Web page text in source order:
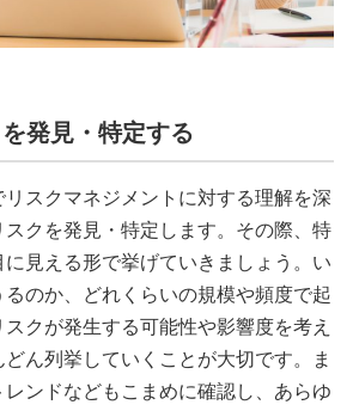
発見・特定する
リスクマネジメントに対する理解を深
クを発見・特定します。その際、特
見える形で挙げていきましょう。い
のか、どれくらいの規模や頻度で起
クが発生する可能性や影響度を考え
ん列挙していくことが大切です。ま
ンドなどもこまめに確認し、あらゆ